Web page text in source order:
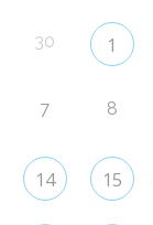
30 1
7 8
14 15